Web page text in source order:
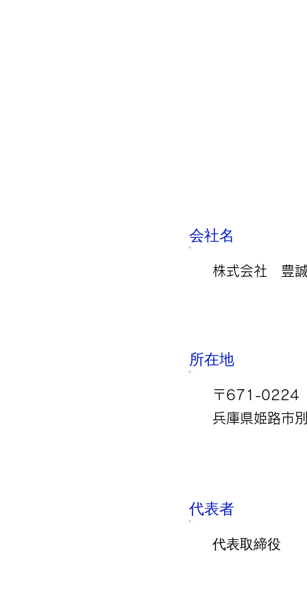
​会社名
株式会社 豊
所在地
〒671-0224
兵庫県姫路市
代表者
代表取締役